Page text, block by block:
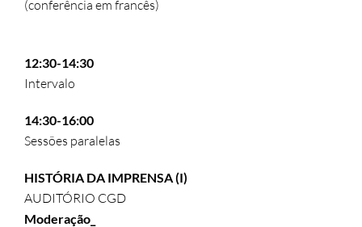
(conferência em francês)
12:30-14:30
Intervalo
14:30-16:00
Sessões paralelas
HISTÓRIA DA IMPRENSA (I)
AUDITÓRIO CGD
Moderação_